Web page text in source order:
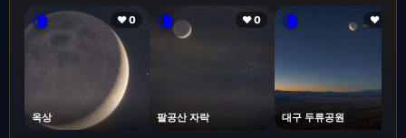
🌘 ❤ 0
옥상
🌘 ❤ 0
팔공산 자락
🌘 ❤ 1
대구 두류공원